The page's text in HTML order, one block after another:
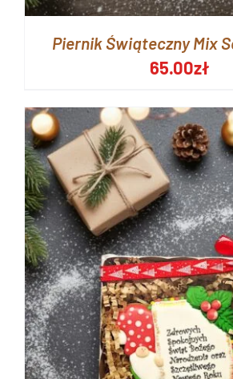
Piernik Świąteczny Mix
65.00zł